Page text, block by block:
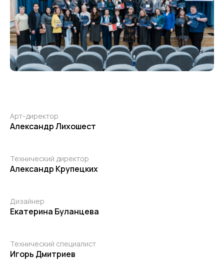
Арт-директор
Александр Лихошест
Технический директор
Александр Крупецких
Дизайнер
Екатерина Буланцева
Технический специалист
Игорь Дмитриев